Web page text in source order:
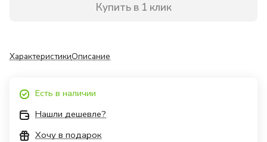
Купить в 1 клик
ХарактеристикиОписание
Есть в наличии
Нашли дешевле?
Хочу в подарок